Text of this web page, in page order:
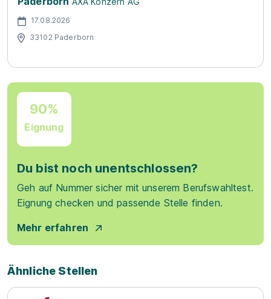
17.08.2026
33102 Paderborn
90%
Eignung
Du bist noch unentschlossen?
Geh auf Nummer sicher mit unserem Berufswahltest.
Eignung checken und passende Stelle finden.
Mehr erfahren
Ähnliche Stellen